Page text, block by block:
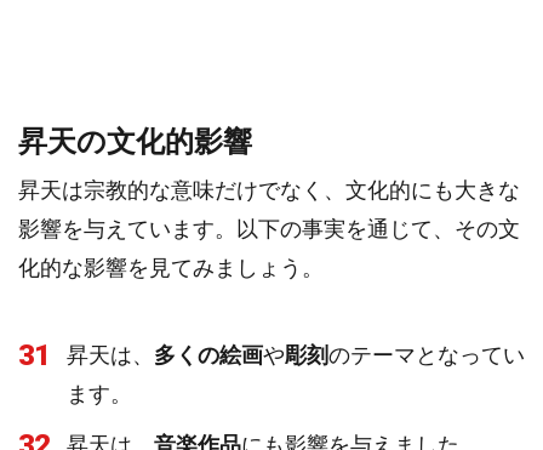
昇天の文化的影響
昇天は宗教的な意味だけでなく、文化的にも大きな
影響を与えています。以下の事実を通じて、その文
化的な影響を見てみましょう。
31 昇天は、 多くの絵画や彫刻のテーマとなってい
ます。
昇天は、 音楽作品にも影響を与えました。